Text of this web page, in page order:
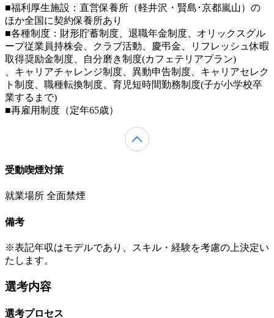
■福利厚生施設：直営保養所（軽井沢・賢島･京都嵐山）の
ほか全国に契約保養所あり
■各種制度：財形貯蓄制度、退職年金制度、オリックスグル
ープ従業員持株会、クラブ活動、慶弔金、リフレッシュ休暇
取得奨励金制度、自分磨き制度(カフェテリアプラン)
、キャリアチャレンジ制度、異動申告制度、キャリアセレク
ト制度、職種転換制度、育児短時間勤務制度(子が小学校卒
業するまで)
■再雇用制度（定年65歳）
受動喫煙対策
就業場所 全面禁煙
備考
※表記年収はモデルであり、スキル・経験を考慮の上決定い
たします。
選考内容
選考プロセス